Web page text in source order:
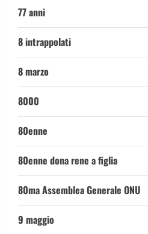
77 anni
8 intrappolati
8 marzo
8000
80enne
80enne dona rene a figlia
80ma Assemblea Generale ONU
9 maggio